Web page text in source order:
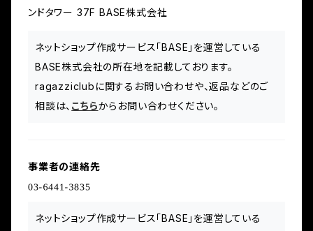
ンドタワー 37F BASE株式会社
ネットショップ作成サービス「BASE」を運営している
BASE株式会社の所在地を記載しております。
ragazziclubに関するお問い合わせや、返品などのご
相談は、 こちらからお問い合わせください。
事業者の連絡先
ネットショップ作成サービス「BASE」を運営している